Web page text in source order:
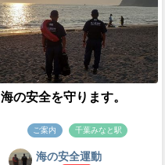
海の安全を守ります。
ご案内 千葉みなと駅
海の安全運動